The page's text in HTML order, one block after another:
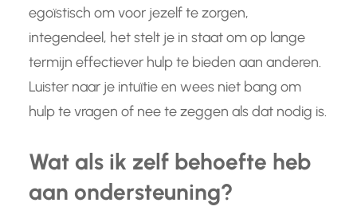
egoïstisch om voor jezelf te zorgen,
integendeel, het stelt je in staat om op lange
termijn effectiever hulp te bieden aan anderen.
Luister naar je intuïtie en wees niet bang om
hulp te vragen of nee te zeggen als dat nodig is.
Wat als ik zelf behoefte heb
aan ondersteuning?